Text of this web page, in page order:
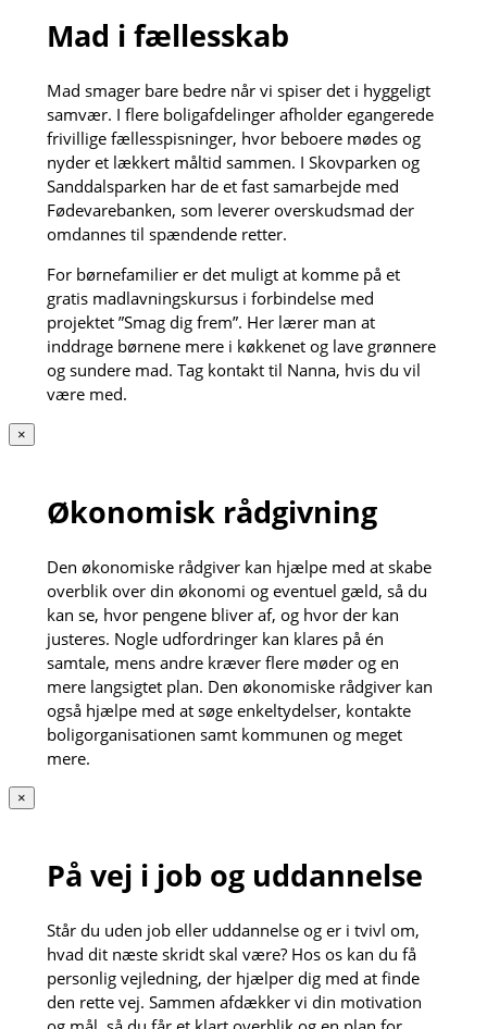
Mad i fællesskab
Mad smager bare bedre når vi spiser det i hyggeligt
samvær. I flere boligafdelinger afholder egangerede
frivillige fællesspisninger, hvor beboere mødes og
nyder et lækkert måltid sammen. I Skovparken og
Sanddalsparken har de et fast samarbejde med
Fødevarebanken, som leverer overskudsmad der
omdannes til spændende retter.
For børnefamilier er det muligt at komme på et
gratis madlavningskursus i forbindelse med
projektet ”Smag dig frem”. Her lærer man at
inddrage børnene mere i køkkenet og lave grønnere
og sundere mad. Tag kontakt til Nanna, hvis du vil
være med.
×
Økonomisk rådgivning
Den økonomiske rådgiver kan hjælpe med at skabe
overblik over din økonomi og eventuel gæld, så du
kan se, hvor pengene bliver af, og hvor der kan
justeres. Nogle udfordringer kan klares på én
samtale, mens andre kræver flere møder og en
mere langsigtet plan. Den økonomiske rådgiver kan
også hjælpe med at søge enkeltydelser, kontakte
boligorganisationen samt kommunen og meget
mere.
×
På vej i job og uddannelse
Står du uden job eller uddannelse og er i tvivl om,
hvad dit næste skridt skal være? Hos os kan du få
personlig vejledning, der hjælper dig med at finde
den rette vej. Sammen afdækker vi din motivation